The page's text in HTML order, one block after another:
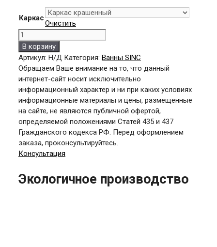
Каркас
Очистить
Количество
товара
SINC
ВРП-
Т
1/7755
(к/
нерж)
В корзину
Артикул: Н/Д Категория: Ванны SINC
Обращаем Ваше внимание на то, что данный
интернет-сайт носит исключительно
информационный характер и ни при каких условиях
информационные материалы и цены, размещенные
на сайте, не являются публичной офертой,
определяемой положениями Статей 435 и 437
Гражданского кодекса РФ. Перед оформлением
заказа, проконсультируйтесь.
Консультация
Экологичное производство